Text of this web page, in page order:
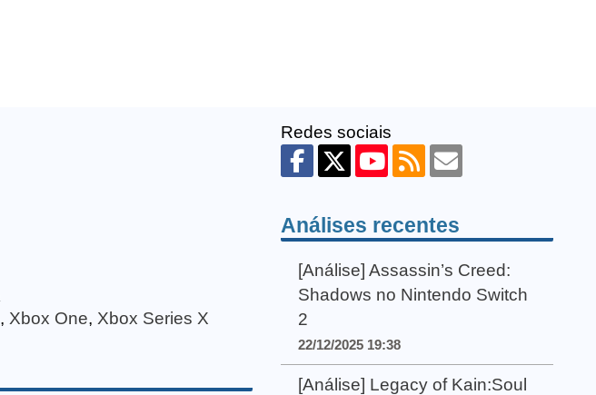
, Xbox One, Xbox Series X
Redes sociais
Análises recentes
[Análise] Assassin’s Creed:
Shadows no Nintendo Switch
2
22/12/2025 19:38
[Análise] Legacy of Kain:Soul